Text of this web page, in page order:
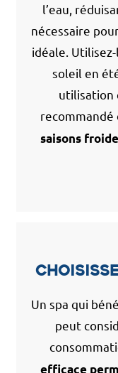
l’eau,
nécessaire
idéale.
soleil en
utilisation
recommandé
saisons
Un spa qui
peut
efficace